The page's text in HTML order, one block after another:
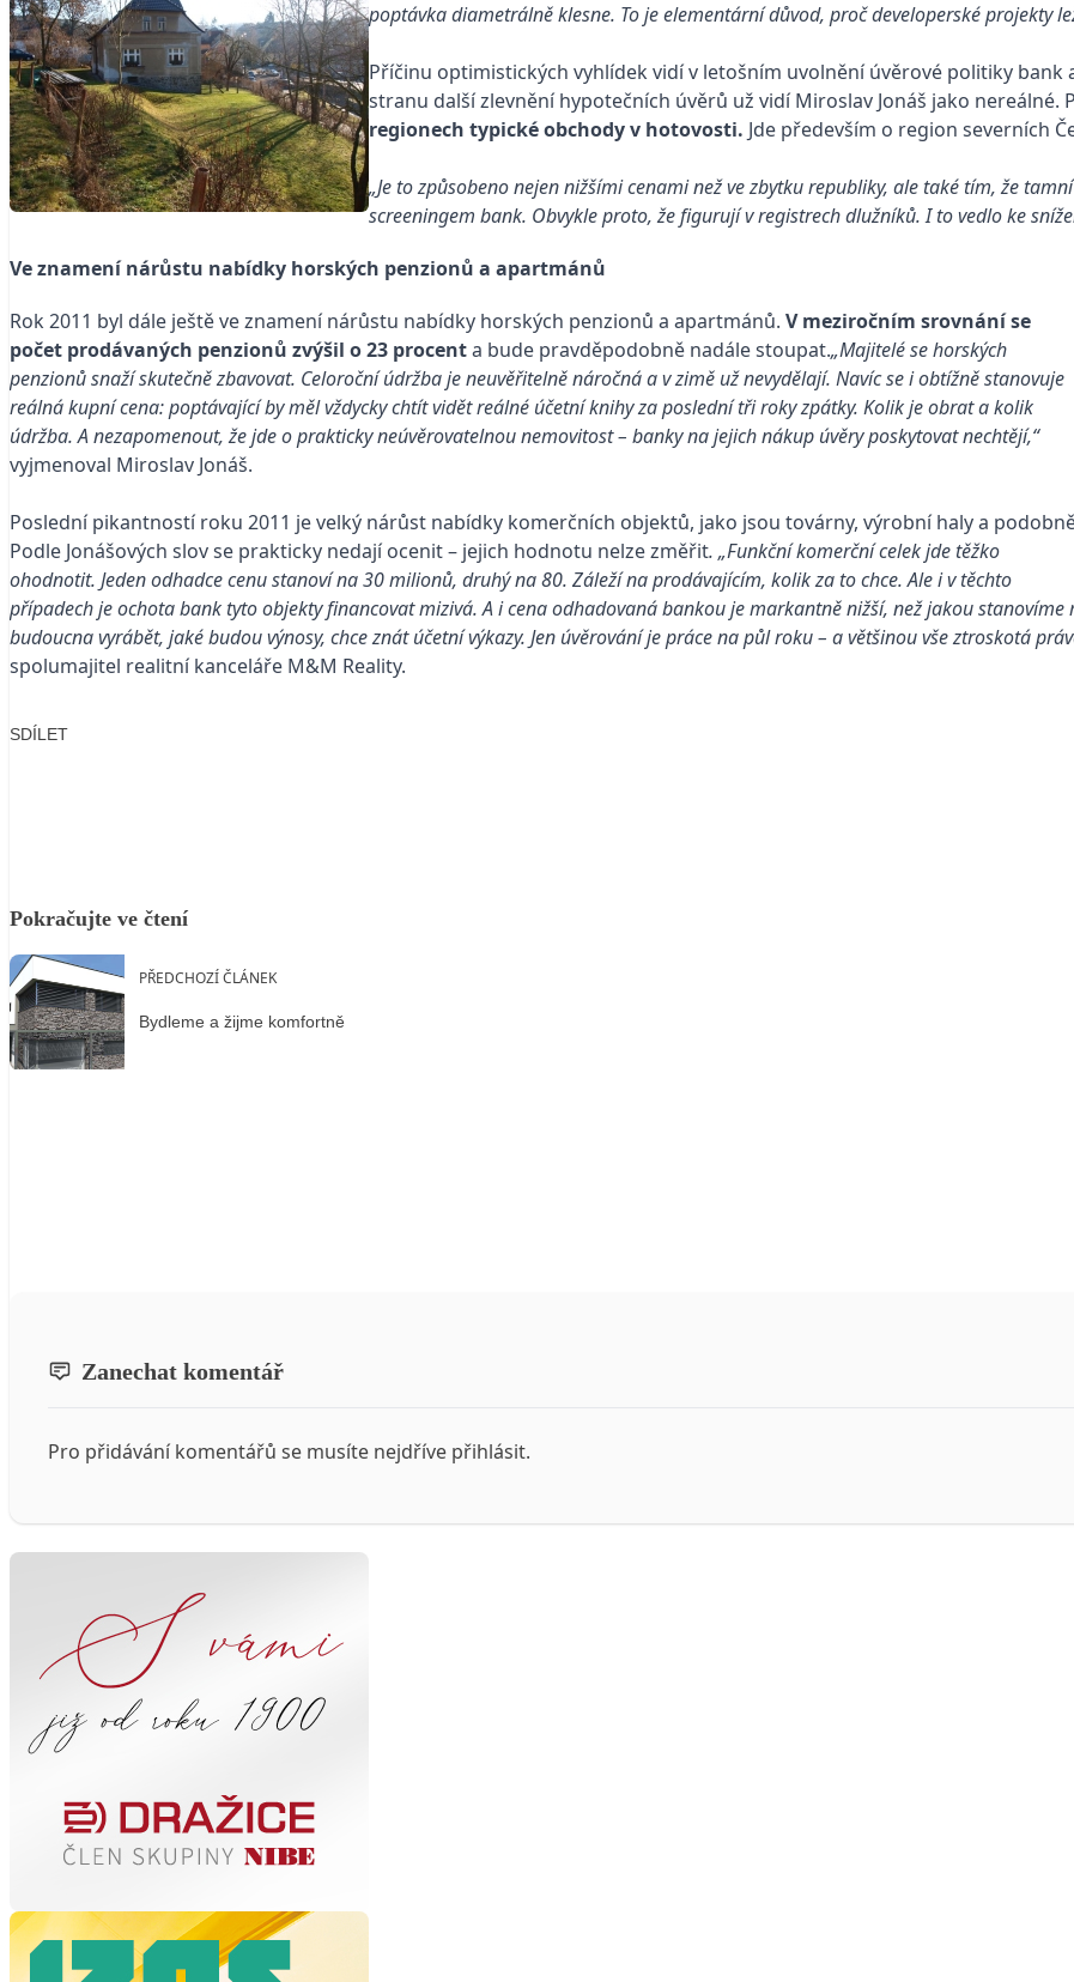
poptávka diametrálně klesne. To je elementární důvod, proč developerské projekty
Příčinu optimistických vyhlídek vidí v letošním uvolnění úvěrové politiky bank
stranu další zlevnění hypotečních úvěrů už vidí Miroslav Jonáš jako nereálné.
regionech typické obchody v hotovosti. Jde především o region severních
„Je to způsobeno nejen nižšími cenami než ve zbytku republiky, ale také tím, že
screeningem bank. Obvykle proto, že figurují v registrech dlužníků. I to vedlo ke
Ve znamení nárůstu nabídky horských penzionů a apartmánů
Rok 2011 byl dále ještě ve znamení nárůstu nabídky horských penzionů a apartmánů. V meziročním srovnání se
počet prodávaných penzionů zvýšil o 23 procenta bude pravděpodobně nadále stoupat.„Majitelé se horských
penzionů snaží skutečně zbavovat. Celoroční údržba je neuvěřitelně náročná a v zimě už nevydělají. Navíc se i obtížně stanovuje
reálná kupní cena: poptávající by měl vždycky chtít vidět reálné účetní knihy za poslední tři roky zpátky. Kolik je obrat a kolik
údržba. A nezapomenout, že jde o prakticky neúvěrovatelnou nemovitost – banky na jejich nákup úvěry poskytovat nechtějí,“
vyjmenoval Miroslav Jonáš.
Poslední pikantností roku 2011 je velký nárůst nabídky komerčních objektů, jako jsou továrny, výrobní haly a
Podle Jonášových slov se prakticky nedají ocenit – jejich hodnotu nelze změřit. „Funkční komerční celek jde těžko
ohodnotit. Jeden odhadce cenu stanoví na 30 milionů, druhý na 80. Záleží na prodávajícím, kolik za to chce. Ale i v těchto
případech je ochota bank tyto objekty financovat mizivá. A i cena odhadovaná bankou je markantně nižší, než jakou stanovíme
budoucna vyrábět, jaké budou výnosy, chce znát účetní výkazy. Jen úvěrování je práce na půl roku – a většinou vše ztroskotá
spolumajitel realitní kanceláře M&M Reality.
SDÍLET
Pokračujte ve čtení
PŘEDCHOZÍ ČLÁNEK
Bydleme a žijme komfortně
Zanechat komentář
Pro přidávání komentářů se musíte nejdříve přihlásit.